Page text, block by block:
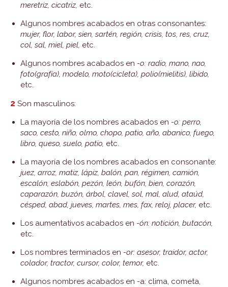
meretriz, cicatriz, etc.
Algunos nombres acabados en otras consonantes:
mujer, flor, labor, sien, sartén, región, crisis, tos, res, cruz,
col, sal, miel, piel, etc.
Algunos nombres acabados en -o: radio, mano, nao,
foto(grafía), modelo, moto(cicleta), polio(mielitis), libido,
etc.
2 Son masculinos:
La mayoría de los nombres acabados en -o: perro,
saco, cesto, niño, olmo, chopo, patio, año, abanico, fuego,
libro, queso, suelo, patio, etc.
La mayoría de los nombres acabados en consonante:
juez, arroz, matiz, lápiz, balón, pan, régimen, camión,
escalón, eslabón, pezón, león, bufón, bien, corazón,
caparazón, buzón, árbol, clavel, sol, mal, alud, ataúd,
césped, abad, jueves, martes, mes, fax, reloj, placer, etc.
Los aumentativos acabados en -ón: notición, butacón,
etc.
Los nombres terminados en -or: asesor, traidor, actor,
colador, tractor, cursor, color, temor, etc.
Algunos nombres acabados en -a: clima, cometa,